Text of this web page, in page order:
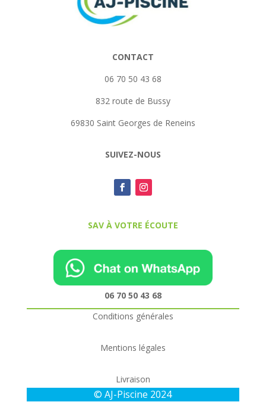
CONTACT
06 70 50 43 68
832 route de Bussy
69830 Saint Georges de Reneins
SUIVEZ-NOUS
SAV À VOTRE ÉCOUTE
06 70 50 43 68
Conditions générales
Mentions légales
Livraison
© AJ-Piscine 2024